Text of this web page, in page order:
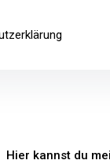
Hier kannst du